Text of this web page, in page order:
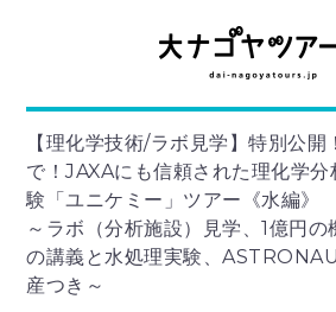
【理化学技術/ラボ見学】特別公開
で！JAXAにも信頼された理化学
験「ユニケミー」ツアー《水編》
～ラボ（分析施設）見学、1億円
の講義と水処理実験、
産つき～